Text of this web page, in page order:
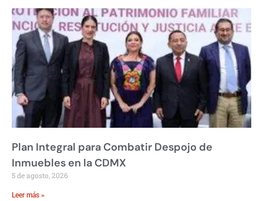
Plan Integral para Combatir Despojo de
Inmuebles en la CDMX
5 de agosto, 2026
Leer más »